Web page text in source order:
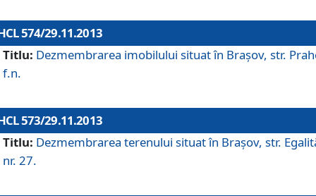
574/29.11.2013
Titlu: Dezmembrarea imobilului situat în Braşov, str.
f.n.
573/29.11.2013
Titlu: Dezmembrarea terenului situat în Braşov, str.
nr. 27.